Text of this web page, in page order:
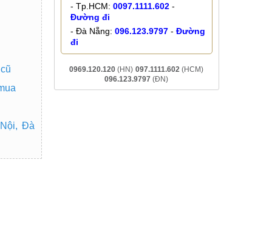
Đà
- Tp.HCM: 0097.1111.602-
Đường đi
- Đà Nẵng: 096.123.9797- Đường
đi
0969.120.120 (HN) 097.1111.602 (HCM)
096.123.9797 (ĐN)